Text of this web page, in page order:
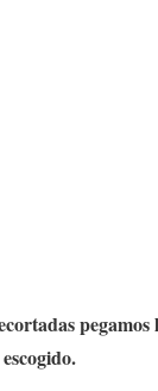
pegamos